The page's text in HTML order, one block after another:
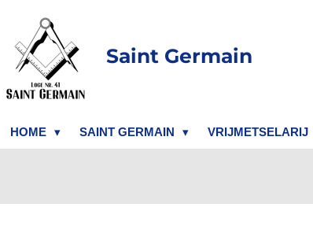
Saint Germain
HOME SAINT GERMAIN VRIJMETSELARIJ